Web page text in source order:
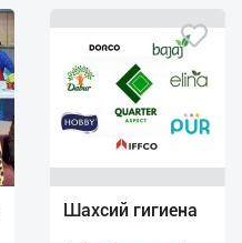
Шахсий гигиена